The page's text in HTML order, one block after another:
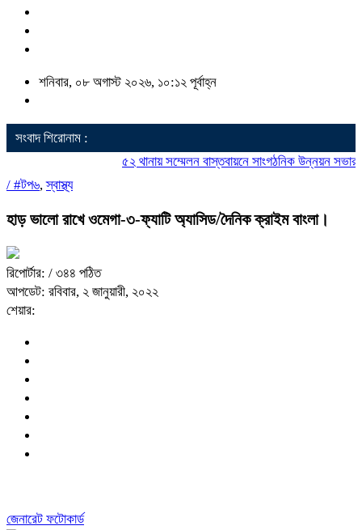
শনিবার, ০৮ অগাস্ট ২০২৬, ১০:১২ পূর্বাহ্ন
সংবাদ শিরোনাম :
৫২ থানায় সম্মেলন বাস্তবায়নে সাংগঠনিক উন্নয়ন সভার
/ #টপ৬,স্বাস্থ্য
হাড় ভালো রাখে ওমেগা-৩-ফ্যাটি অ্যাসিড/দৈনিক ক্রাইম বাংলা।
রিপোর্টার: / ৩৪৪ পঠিত
আপডেট: রবিবার, ২ জানুয়ারী, ২০২২
শেয়ার:
জেনারেট ফটোকার্ড